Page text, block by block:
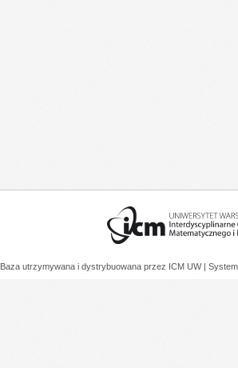
Baza utrzymywana i dystrybuowana przez ICM UW |